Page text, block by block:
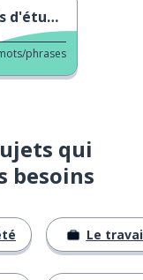
phrases
qui
besoins
Le